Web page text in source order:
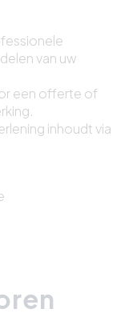
van uw
een offerte of
inhoudt via